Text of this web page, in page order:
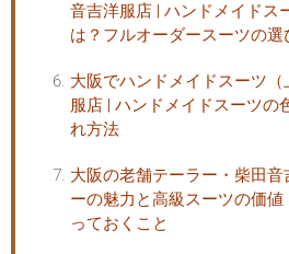
音吉洋服店 | ハンドメイドス
は？フルオーダースーツの選
大阪でハンドメイドスーツ
服店 | ハンドメイドスーツの
れ方法
大阪の老舗テーラー・柴田音
ーの魅力と高級スーツの価
っておくこと